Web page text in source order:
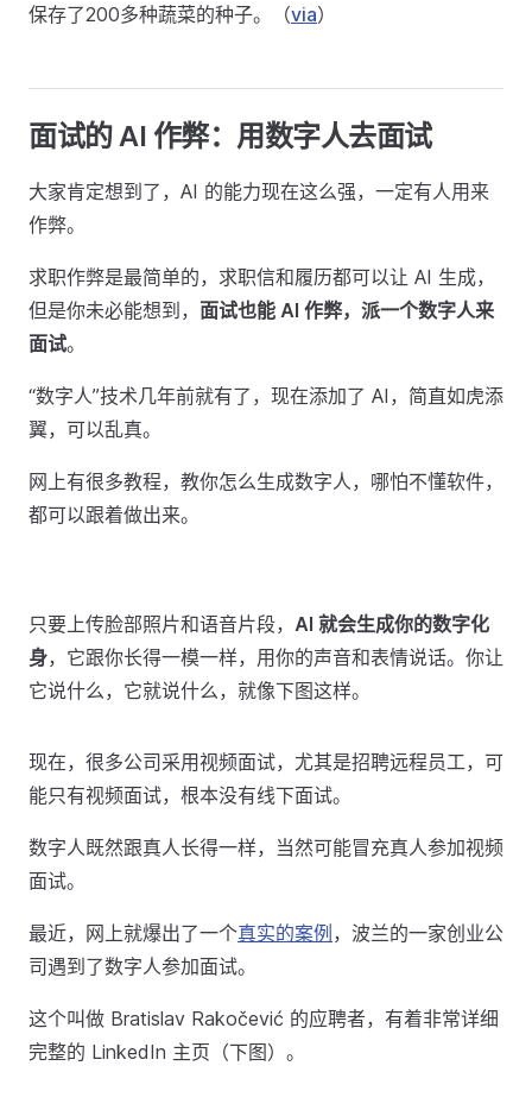
保存了200多种蔬菜的种子。（via）
面试的 AI 作弊：用数字人去面试
大家肯定想到了，AI 的能力现在这么强，一定有人用来
作弊。
求职作弊是最简单的，求职信和履历都可以让 AI 生成，
但是你未必能想到， 面试也能 AI 作弊，派一个数字人来
面试。
“数字人”技术几年前就有了，现在添加了 AI，简直如虎添
翼，可以乱真。
网上有很多教程，教你怎么生成数字人，哪怕不懂软件，
都可以跟着做出来。
只要上传脸部照片和语音片段， AI 就会生成你的数字化
身，它跟你长得一模一样，用你的声音和表情说话。你让
它说什么，它就说什么，就像下图这样。
现在，很多公司采用视频面试，尤其是招聘远程员工，可
能只有视频面试，根本没有线下面试。
数字人既然跟真人长得一样，当然可能冒充真人参加视频
面试。
最近，网上就爆出了一个真实的案例 ，波兰的一家创业公
司遇到了数字人参加面试。
这个叫做 Bratislav Rakočević 的应聘者，有着非常详细
完整的 LinkedIn 主页（下图）。